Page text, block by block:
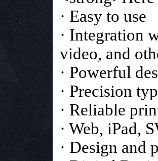
· Easy to use
· Integration
video, and
· Powerful
· Precision
· Reliable
· Web, iPad,
· Design and